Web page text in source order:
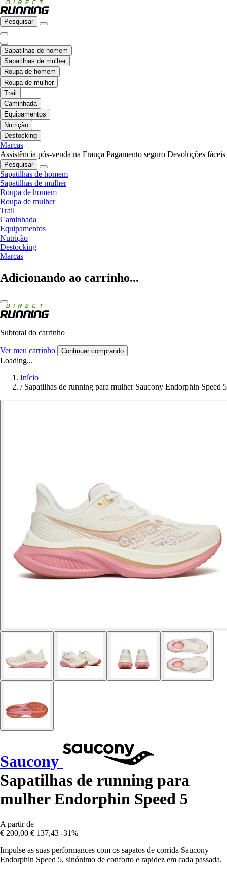
Pesquisar
Sapatilhas de homem
Sapatilhas de mulher
Roupa de homem
Roupa de mulher
Trail
Caminhada
Equipamentos
Nutrição
Destocking
Marcas
Assistência pós-venda na França Pagamento seguro Devoluções fáceis
Pesquisar
Sapatilhas de homem
Sapatilhas de mulher
Roupa de homem
Roupa de mulher
Trail
Caminhada
Equipamentos
Nutrição
Destocking
Marcas
Adicionando ao carrinho...
Subtotal do carrinho
Ver meu carrinho Continuar comprando
Loading...
Início
/ Sapatilhas de running para mulher Saucony Endorphin Speed 5
Saucony
Sapatilhas de running para
mulher Endorphin Speed 5
A partir de
€ 200,00 € 137,43 -31%
Impulse as suas performances com os sapatos de corrida Saucony
Endorphin Speed 5, sinónimo de conforto e rapidez em cada passada.